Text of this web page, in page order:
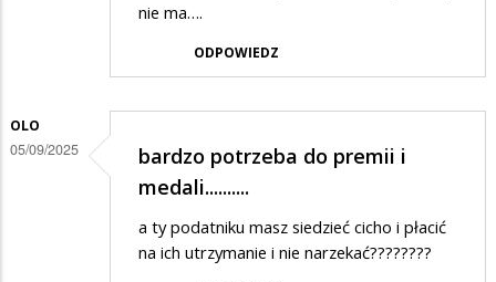
nie ma….
ODPOWIEDZ
OLO
05/09/2025
bardzo potrzeba do premii i
medali..........
a ty podatniku masz siedzieć cicho i płacić
na ich utrzymanie i nie narzekać????????